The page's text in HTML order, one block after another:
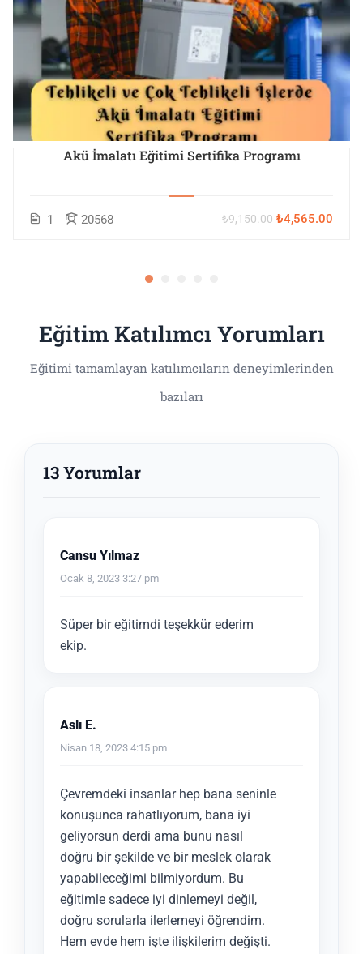
Akü İmalatı Eğitimi Sertifika Programı
1 20568 ₺9,150.00 ₺4,565.00
Eğitim Katılımcı Yorumları
13 Yorumlar
Cansu Yılmaz
Ocak 8, 2023 3:27 pm
Süper bir eğitimdi teşekkür ederim
ekip.
Aslı E.
Nisan 18, 2023 4:15 pm
Çevremdeki insanlar hep bana seninle
konuşunca rahatlıyorum, bana iyi
geliyorsun derdi ama bunu nasıl
doğru bir şekilde ve bir meslek olarak
yapabileceğimi bilmiyordum. Bu
eğitimle sadece iyi dinlemeyi değil,
doğru sorularla ilerlemeyi öğrendim.
Hem evde hem işte ilişkilerim değişti.